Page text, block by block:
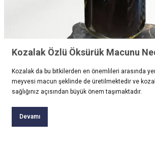
Kozalak Özlü Öksürük Macunu
Kozalak da bu bitkilerden en önemlileri arasında
meyvesi macun şeklinde de üretilmektedir ve
sağlığınız açısından büyük önem taşımaktadır.
Devamı